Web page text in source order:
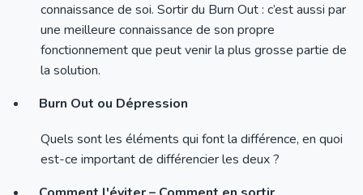
connaissance de soi. Sortir du Burn Out : c’est aussi par
une meilleure connaissance de son propre
fonctionnement que peut venir la plus grosse partie de
la solution.
Burn Out ou Dépression
Quels sont les éléments qui font la différence, en quoi
est-ce important de différencier les deux ?